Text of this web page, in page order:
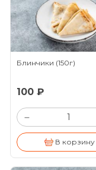
Блинчики (150г)
100 ₽
–
В корзину